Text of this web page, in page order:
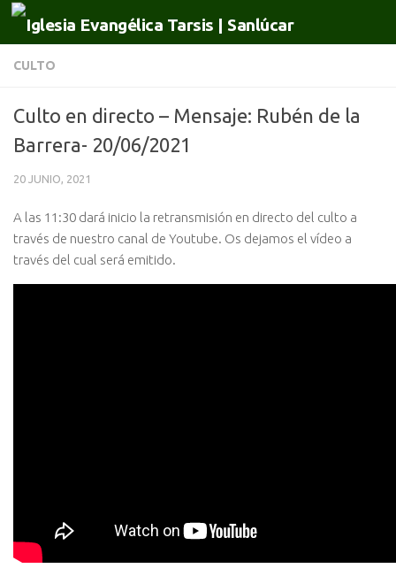
Saltar al contenido
CULTO
Culto en directo – Mensaje: Rubén de la
Barrera- 20/06/2021
20 JUNIO, 2021
A las 11:30 dará inicio la retransmisión en directo del culto a
través de nuestro canal de Youtube. Os dejamos el vídeo a
través del cual será emitido.